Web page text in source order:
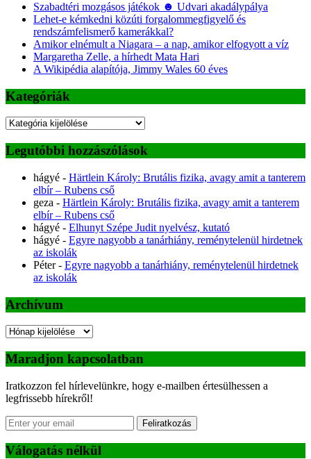
Szabadtéri mozgásos játékok ☻ Udvari akadálypálya
Lehet-e kémkedni közúti forgalommegfigyelő és
rendszámfelismerő kamerákkal?
Amikor elnémult a Niagara – a nap, amikor elfogyott a víz
Margaretha Zelle, a hírhedt Mata Hari
A Wikipédia alapítója, Jimmy Wales 60 éves
Kategóriák
Kategóriák
Legutóbbi hozzászólások
hágyé - Härtlein Károly: Brutális fizika, avagy amit a tanterem
elbír – Rubens cső
geza - Härtlein Károly: Brutális fizika, avagy amit a tanterem
elbír – Rubens cső
hágyé - Elhunyt Szépe Judit nyelvész, kutató
hágyé - Egyre nagyobb a tanárhiány, reménytelenül hirdetnek
az iskolák
Péter- Egyre nagyobb a tanárhiány, reménytelenül hirdetnek
az iskolák
Archívum
Archívum
Maradjon kapcsolatban
Iratkozzon fel hírlevelünkre, hogy e-mailben értesülhessen a
legfrissebb hírekről!
Feliratkozás
Válogatás nélkül